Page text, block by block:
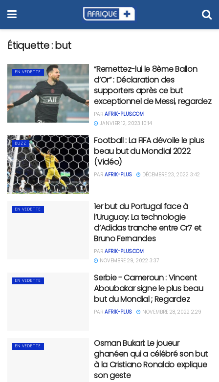
Étiquette :but
EN VEDETTE
“Remettez-lui le 8ème Ballon
d’Or” : Déclaration des
supporters après ce but
exceptionnel de Messi, regardez
PAR AFRIK-PLUS.COM
JANVIER 12, 2023 10:14
BUZZ
Football : La FIFA dévoile le plus
beau but du Mondial 2022
(Vidéo)
PAR AFRIK-PLUS DÉCEMBRE 23, 2022 3:42
EN VEDETTE
1er but du Portugal face à
l’Uruguay: La technologie
d’Adidas tranche entre Cr7 et
Bruno Fernandes
PAR AFRIK-PLUS.COM
NOVEMBRE 29, 2022 3:37
EN VEDETTE
Serbie - Cameroun : Vincent
Aboubakar signe le plus beau
but du Mondial ; Regardez
PAR AFRIK-PLUS NOVEMBRE 28, 2022 2:29
EN VEDETTE
Osman Bukari: Le joueur
ghanéen qui a célébré son but
à la Cristiano Ronaldo explique
son geste